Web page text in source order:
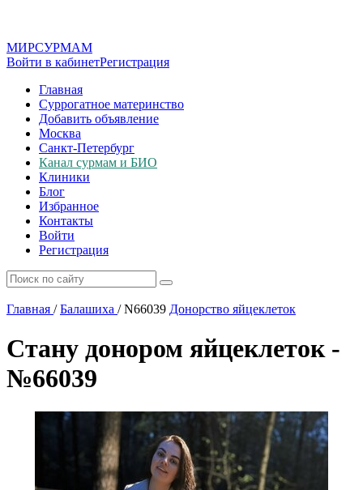
МИРСУРМАМ
Войти в кабинетРегистрация
Главная
Суррогатное материнство
Добавить объявление
Москва
Санкт-Петербург
Канал сурмам и БИО
Клиники
Блог
Избранное
Контакты
Войти
Регистрация
Главная / Балашиха /N66039 Донорство яйцеклеток
Стану донором яйцеклеток -
№66039